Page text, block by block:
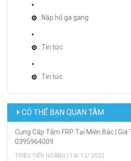
Nắp hố ga gang
Tin tức
Tin tức
CÓ THỂ BẠN QUAN TÂM
Cung Cấp Tấm FRP Tại Miền Bắc | Giá
0395964009
TRIỆU TIẾN HOÀNG | 14/ 12/ 2022